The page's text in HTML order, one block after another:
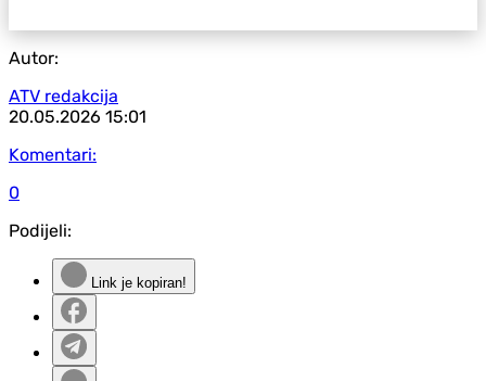
Autor:
ATV redakcija
20.05.2026 15:01
Komentari:
0
Podijeli:
Link je kopiran!